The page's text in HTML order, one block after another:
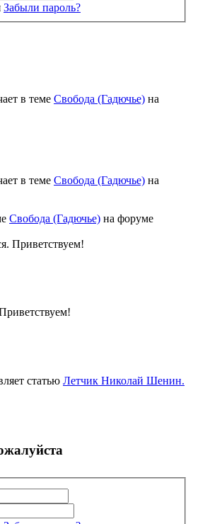
Забыли пароль?
в теме Свобода (Гадючье) на
в теме Свобода (Гадючье) на
Свобода (Гадючье) на форуме
Приветствуем!
статью Летчик Николай Шенин.